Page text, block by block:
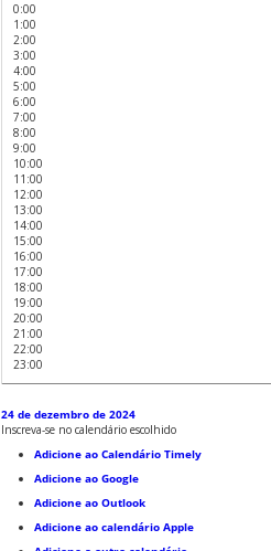
0:00
1:00
2:00
3:00
4:00
5:00
6:00
7:00
8:00
9:00
10:00
11:00
12:00
13:00
14:00
15:00
16:00
17:00
18:00
19:00
20:00
21:00
22:00
23:00
24 de dezembro de 2024
Inscreva-se no calendário escolhido
Adicione ao Calendário Timely
Adicione ao Google
Adicione ao Outlook
Adicione ao calendário Apple